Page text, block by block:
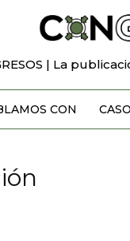
| La
CON